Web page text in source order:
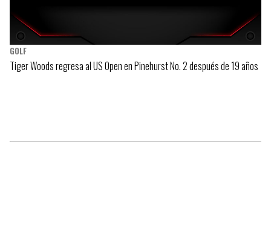
GOLF
Tiger Woods regresa al US Open en Pinehurst No. 2 después de 19 años